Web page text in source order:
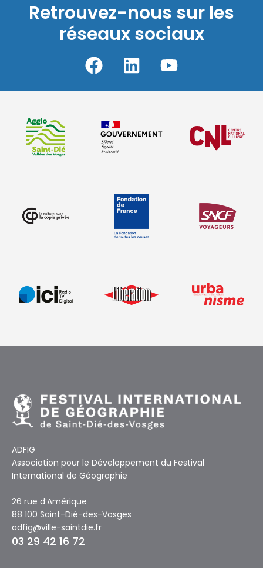
Retrouvez-nous sur les
réseaux sociaux
ADFIG
Association pour le Développement du Festival
International de Géographie
26 rue d’Amérique
88 100 Saint-Dié-des-Vosges
adfig@ville-saintdie.fr
03 29 42 16 72